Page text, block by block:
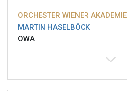
ORCHESTER WIENER AKADEMIE
MARTIN HASELBÖCK
OWA